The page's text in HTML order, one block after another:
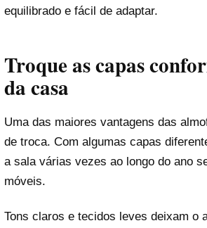
equilibrado e fácil de adaptar.
Troque as capas
da casa
Uma das maiores vantagens das
de troca. Com algumas capas
a sala várias vezes ao longo do ano
móveis.
Tons claros e tecidos leves deixam o